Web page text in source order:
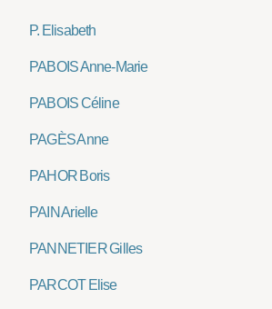
P. Elisabeth
PABOIS Anne-Marie
PABOIS Céline
PAGÈS Anne
PAHOR Boris
PAIN Arielle
PANNETIER Gilles
PARCOT Elise